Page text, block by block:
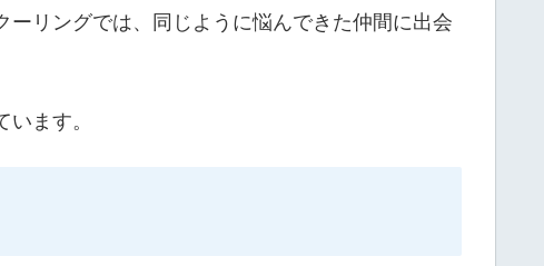
ーリングでは、同じように悩んできた仲間に出会
ます。